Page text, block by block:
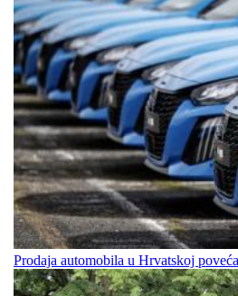
Prodaja automobila u Hrvatskoj